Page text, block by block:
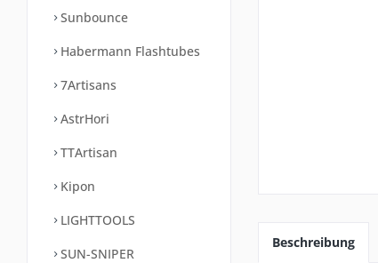
Sunbounce
Habermann Flashtubes
7Artisans
AstrHori
TTArtisan
Kipon
LIGHTTOOLS
SUN-SNIPER
Beschreibung